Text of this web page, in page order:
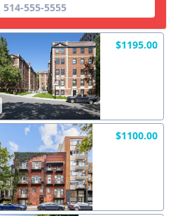
514-555-5555
$1195.00
$1100.00
X Fermer Envoyez